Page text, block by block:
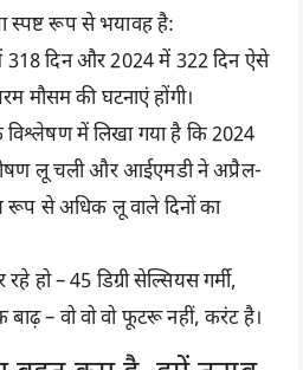
स्पष्ट रूप से भयावह है:
दिन और 2024 में 322 दिन ऐसे
मौसम की घटनाएं होंगी।
विश्लेषण में लिखा गया है कि 2024
लू चली और आईएमडी ने अप्रैल-
से अधिक लू वाले दिनों का
– 45 डिग्री सेल्सियस गर्मी,
– वो वो वो फूटरू नहीं, करंट है।